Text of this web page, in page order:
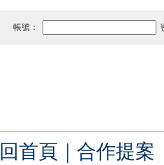
帳號：
回首頁 ｜ 合作提案